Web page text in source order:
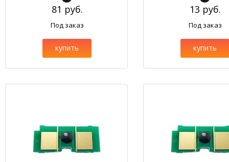
81 руб.
Под заказ
купить
13 руб.
Под заказ
купить